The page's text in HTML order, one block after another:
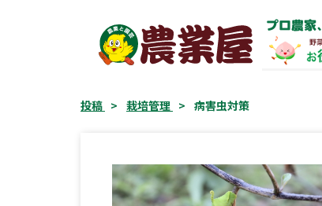
プロ農家
投稿 > 栽培管理 > 病害虫対策